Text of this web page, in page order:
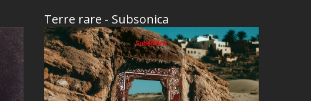
Terre rare - Subsonica